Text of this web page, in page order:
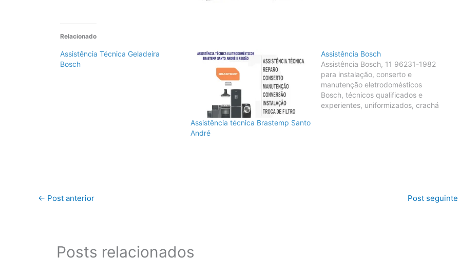
Relacionado
Assistência Técnica Geladeira
Bosch
Assistência técnica Brastemp Santo
André
Assistência Bosch
Assistência Bosch, 11 96231-1982
para instalação, conserto e
manutenção eletrodomésticos
Bosch, técnicos qualificados e
experientes, uniformizados, crachá
← Post anterior Post seguinte
Posts relacionados